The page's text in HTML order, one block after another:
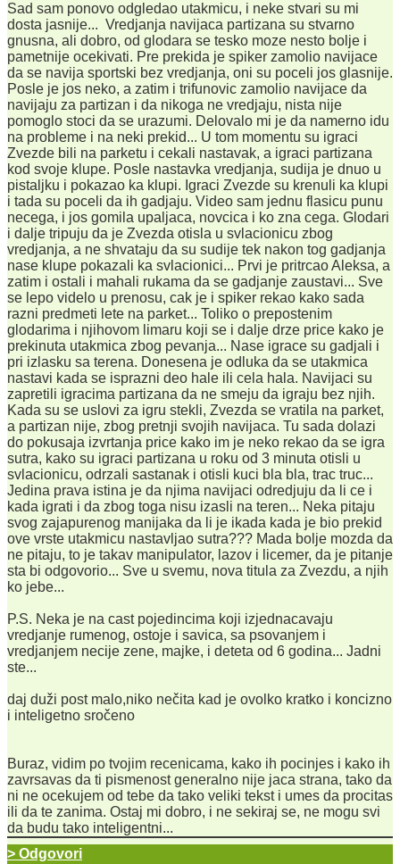
Sad sam ponovo odgledao utakmicu, i neke stvari su mi
dosta jasnije... Vredjanja navijaca partizana su stvarno
gnusna, ali dobro, od glodara se tesko moze nesto bolje i
pametnije ocekivati. Pre prekida je spiker zamolio navijace
da se navija sportski bez vredjanja, oni su poceli jos glasnije.
Posle je jos neko, a zatim i trifunovic zamolio navijace da
navijaju za partizan i da nikoga ne vredjaju, nista nije
pomoglo stoci da se urazumi. Delovalo mi je da namerno idu
na probleme i na neki prekid... U tom momentu su igraci
Zvezde bili na parketu i cekali nastavak, a igraci partizana
kod svoje klupe. Posle nastavka vredjanja, sudija je dnuo u
pistaljku i pokazao ka klupi. Igraci Zvezde su krenuli ka klupi
i tada su poceli da ih gadjaju. Video sam jednu flasicu punu
necega, i jos gomila upaljaca, novcica i ko zna cega. Glodari
i dalje tripuju da je Zvezda otisla u svlacionicu zbog
vredjanja, a ne shvataju da su sudije tek nakon tog gadjanja
nase klupe pokazali ka svlacionici... Prvi je pritrcao Aleksa, a
zatim i ostali i mahali rukama da se gadjanje zaustavi... Sve
se lepo videlo u prenosu, cak je i spiker rekao kako sada
razni predmeti lete na parket... Toliko o prepostenim
glodarima i njihovom limaru koji se i dalje drze price kako je
prekinuta utakmica zbog pevanja... Nase igrace su gadjali i
pri izlasku sa terena. Donesena je odluka da se utakmica
nastavi kada se isprazni deo hale ili cela hala. Navijaci su
zapretili igracima partizana da ne smeju da igraju bez njih.
Kada su se uslovi za igru stekli, Zvezda se vratila na parket,
a partizan nije, zbog pretnji svojih navijaca. Tu sada dolazi
do pokusaja izvrtanja price kako im je neko rekao da se igra
sutra, kako su igraci partizana u roku od 3 minuta otisli u
svlacionicu, odrzali sastanak i otisli kuci bla bla, trac truc...
Jedina prava istina je da njima navijaci odredjuju da li ce i
kada igrati i da zbog toga nisu izasli na teren... Neka pitaju
svog zajapurenog manijaka da li je ikada kada je bio prekid
ove vrste utakmicu nastavljao sutra??? Mada bolje mozda da
ne pitaju, to je takav manipulator, lazov i licemer, da je pitanje
sta bi odgovorio... Sve u svemu, nova titula za Zvezdu, a njih
ko jebe...
P.S. Neka je na cast pojedincima koji izjednacavaju
vredjanje rumenog, ostoje i savica, sa psovanjem i
vredjanjem necije zene, majke, i deteta od 6 godina... Jadni
ste...
daj duži post malo,niko nečita kad je ovolko kratko i koncizno
i inteligetno sročeno
Buraz, vidim po tvojim recenicama, kako ih pocinjes i kako ih
zavrsavas da ti pismenost generalno nije jaca strana, tako da
ni ne ocekujem od tebe da tako veliki tekst i umes da procitas
ili da te zanima. Ostaj mi dobro, i ne sekiraj se, ne mogu svi
da budu tako inteligentni...
> Odgovori